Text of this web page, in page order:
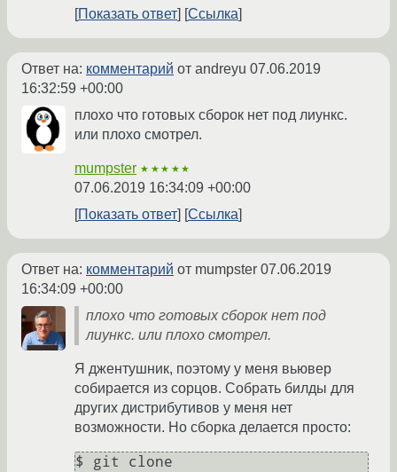
Показать ответ
Ссылка
Ответ на: комментарий от andreyu 07.06.2019
16:32:59 +00:00
плохо что готовых сборок нет под лиункс.
или плохо смотрел.
mumpster ★★★★★
07.06.2019 16:34:09 +00:00
Показать ответ
Ссылка
Ответ на: комментарий от mumpster 07.06.2019
16:34:09 +00:00
плохо что готовых сборок нет под
лиункс. или плохо смотрел.
Я джентушник, поэтому у меня вьювер
собирается из сорцов. Собрать билды для
других дистрибутивов у меня нет
возможности. Но сборка делается просто:
$ git clone